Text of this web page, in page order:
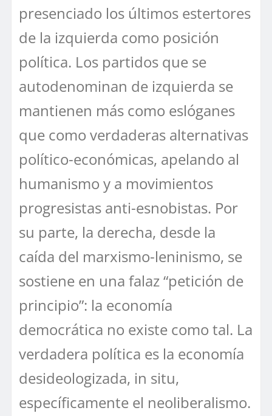
presenciado los últimos estertores
de la izquierda como posición
política. Los partidos que se
autodenominan de izquierda se
mantienen más como eslóganes
que como verdaderas alternativas
político-económicas, apelando al
humanismo y a movimientos
progresistas anti-esnobistas. Por
su parte, la derecha, desde la
caída del marxismo-leninismo, se
sostiene en una falaz “petición de
principio”: la economía
democrática no existe como tal. La
verdadera política es la economía
desideologizada, in situ,
específicamente el neoliberalismo.